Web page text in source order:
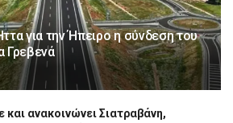
για την Ήπειρο η σύνδεση του
Γρεβενά
και ανακοινώνει Σιατραβάνη,